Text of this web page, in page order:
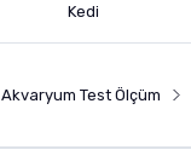
Kedi
Akvaryum Test Ölçüm